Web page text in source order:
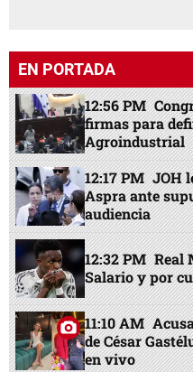
EN PORTADA
12:56 PM
firmas para
Agroindustrial
12:17 PM JOH
Aspra ante
audiencia
12:32 PM Real
Salario y por
11:10 AM
de César
en vivo